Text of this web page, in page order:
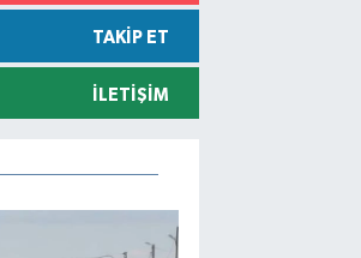
TAKIP ET
İLETIŞIM